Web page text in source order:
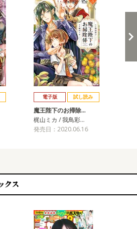
電子版 試し読み
魔王陛下のお掃除…
梶山ミカ / 我鳥彩…
発売日：2020.06.16